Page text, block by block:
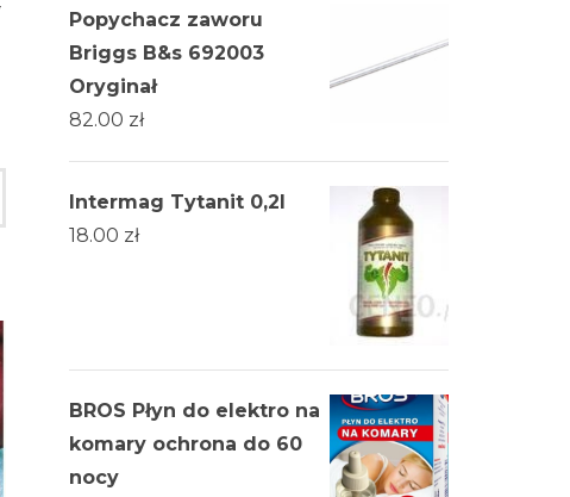
Popychacz zaworu
Briggs B&s 692003
Oryginał
82.00 zł
Intermag Tytanit 0,2l
18.00 zł
BROS Płyn do elektro na
komary ochrona do 60
nocy